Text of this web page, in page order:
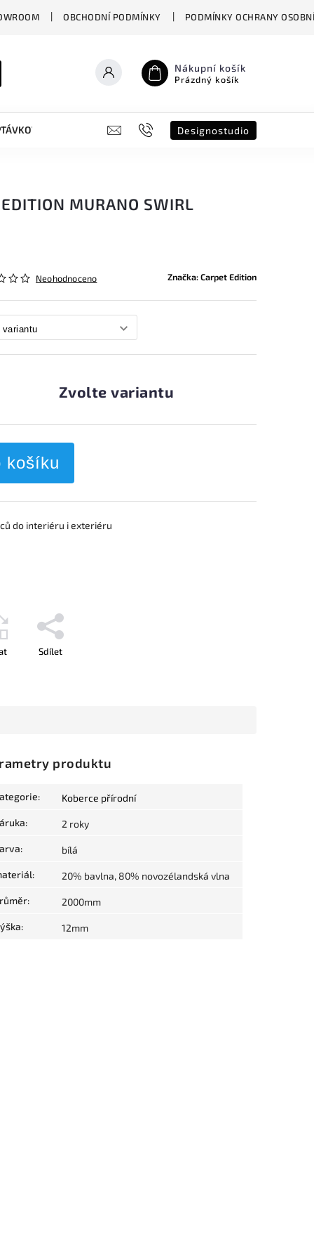
OBCHODNÍ PODMÍNKY PODMÍNKY OCHRANY
Nákupní košík
Prázdný košík
FORMULÁŘ B2B SHOWROOM
Designostudio
MURANO SWIRL
Neohodnoceno Značka:Carpet Edition
Zvolte variantu
košíku
do interiéru i exteriéru
Sdílet
produktu
: Koberce přírodní
: 2 roky
: bílá
: 20% bavlna, 80% novozélandská vlna
: 2000mm
: 12mm